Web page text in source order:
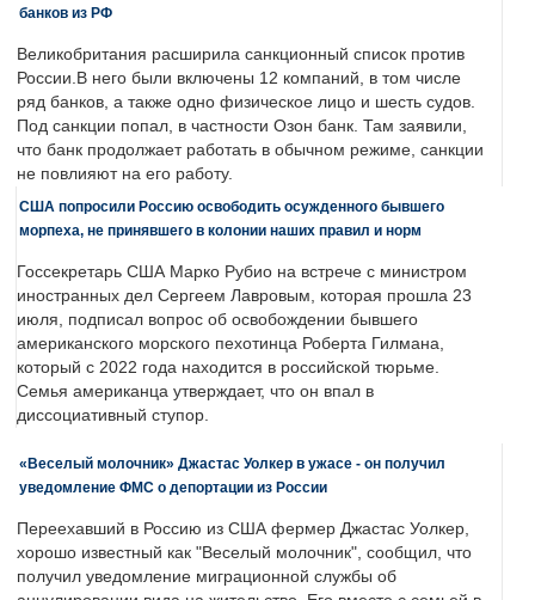
банков из РФ
Великобритания расширила санкционный список против
России.В него были включены 12 компаний, в том числе
ряд банков, а также одно физическое лицо и шесть судов.
Под санкции попал, в частности Озон банк. Там заявили,
что банк продолжает работать в обычном режиме, санкции
не повлияют на его работу.
США попросили Россию освободить осужденного бывшего
морпеха, не принявшего в колонии наших правил и норм
Госсекретарь США Марко Рубио на встрече с министром
иностранных дел Сергеем Лавровым, которая прошла 23
июля, подписал вопрос об освобождении бывшего
американского морского пехотинца Роберта Гилмана,
который с 2022 года находится в российской тюрьме.
Семья американца утверждает, что он впал в
диссоциативный ступор.
«Веселый молочник» Джастас Уолкер в ужасе - он получил
уведомление ФМС о депортации из России
Переехавший в Россию из США фермер Джастас Уолкер,
хорошо известный как "Веселый молочник", сообщил, что
получил уведомление миграционной службы об